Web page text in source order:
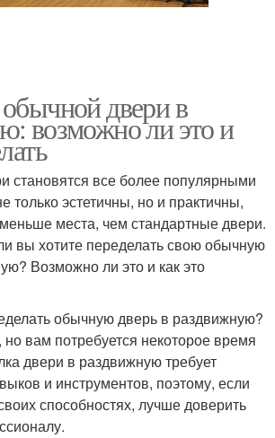
двери в
возможно ли это и
становятся все более популярными
только эстетичны, но и практичны,
места, чем стандартные двери.
вы хотите переделать свою обычную
Возможно ли это и как это
обычную дверь в раздвижную?
вам потребуется некоторое время
двери в раздвижную требует
и инструментов, поэтому, если
способностях, лучше доверить